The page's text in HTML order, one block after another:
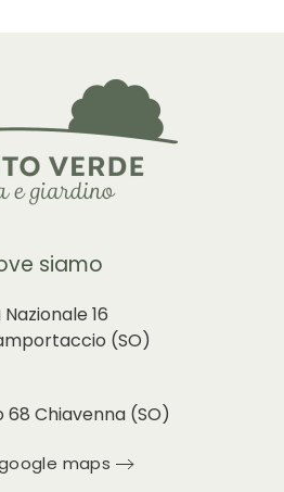
siamo
Nazionale 16
(SO)
68 Chiavenna (SO)
maps